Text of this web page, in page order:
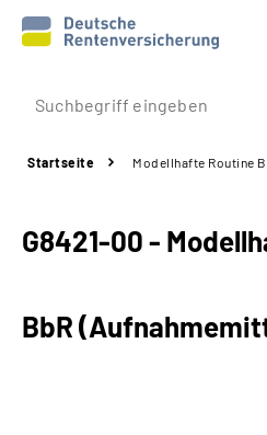
Prävention
Rente
Startseite Modellhafte Routine
G8421-00 -
BbR